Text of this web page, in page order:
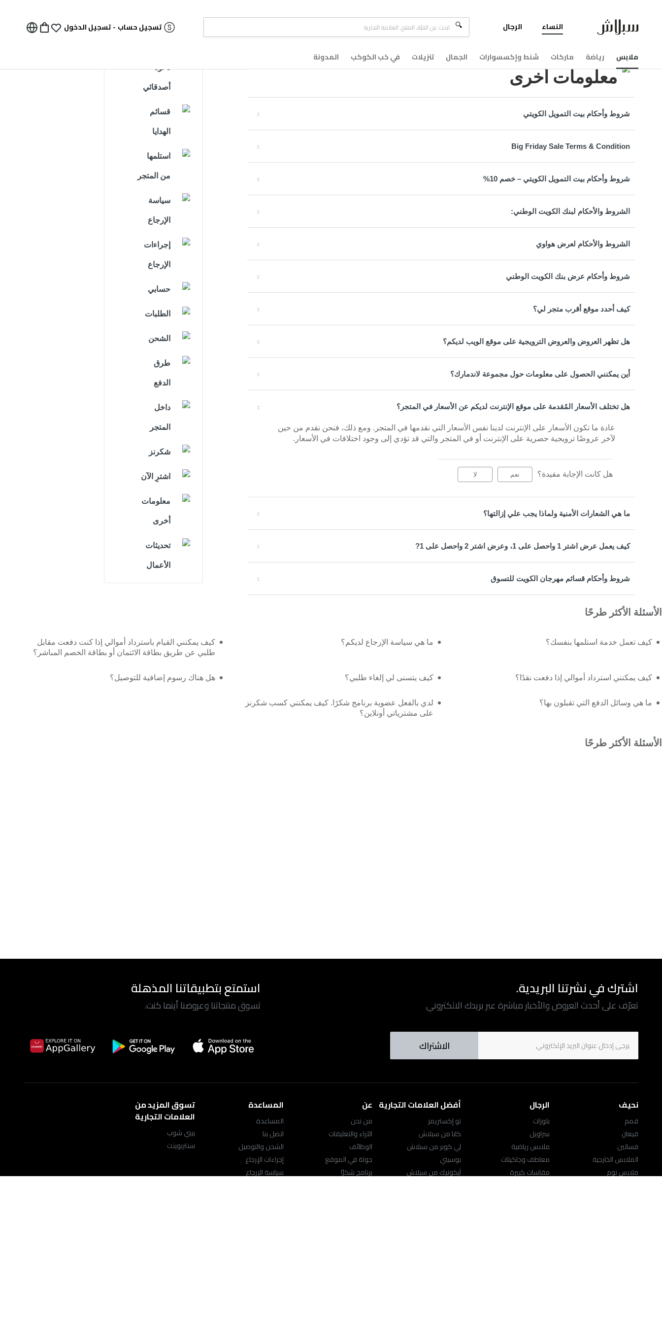
النساء
ملابس رياضة ماركات شنط وإكسسوارات الجمال تنزيلات في حُب الكوكب المدونة
الرجال تسجيل حساب -تسجيل الدخول
معلومات أخرى
شروط وأحكام بيت التمويل الكويتي
Big Friday Sale Terms & Condition
شروط وأحكام بيت التمويل الكويتي – خصم 10%
الشروط والأحكام لبنك الكويت الوطني:
الشروط والأحكام لعرض هواوي
شروط وأحكام عرض بنك الكويت الوطني
كيف أحدد موقع أقرب متجر لي؟
هل تظهر العروض والعروض الترويجية على موقع الويب لديكم؟
أين يمكنني الحصول على معلومات حول مجموعة لاندمارك؟
هل تختلف الأسعار المُقدمة على موقع الإنترنت لديكم عن الأسعار في المتجر؟
عادة ما تكون الأسعار على الإنترنت لدينا نفس الأسعار التي نقدمها في المتجر. ومع ذلك، فنحن نقدم من حين
لآخر عروضًا ترويجية حصرية على الإنترنت أو في المتجر والتي قد تؤدي إلى وجود اختلافات في الأسعار.
هل كانت الإجابة مفيدة؟ نعم لا
ما هي الشعارات الأمنية ولماذا يجب علي إزالتها؟
كيف يعمل عرض اشتر 1 واحصل على 1، وعرض اشتر 2 واحصل على 1?
شروط وأحكام قسائم مهرجان الكويت للتسوق
دعوة
أصدقائي
قسائم
الهدايا
استلمها
من المتجر
سياسة
الإرجاع
إجراءات
الإرجاع
حسابي
الطلبات
الشحن
طرق
الدفع
داخل
المتجر
شكرنز
اشترِ الآن
معلومات
أخرى
تحديثات
الأعمال
الأسئلة الأكثر طرحًا
كيف تعمل خدمة استلمها بنفسك؟ ما هي سياسة الإرجاع لديكم؟
كيف يمكنني القيام باسترداد أموالي إذا كنت دفعت مقابل
طلبي عن طريق بطاقة الائتمان أو بطاقة الخصم المباشر؟
كيف يمكنني استرداد أموالي إذا دفعت نقدًا؟ كيف يتسنى لي إلغاء طلبي؟ هل هناك رسوم إضافية للتوصيل؟
ما هي وسائل الدفع التي تقبلون بها؟
لدي بالفعل عضوية برنامج شكرًا. كيف يمكنني كسب شكرنز
على مشترياتي أونلاين؟
الأسئلة الأكثر طرحًا
اشترك في نشرتنا البريدية.
تعرّف على أحدث العروض والأخبار مباشرة عبر بريدك الالكتروني
الاشتراك
استمتع بتطبيقاتنا المذهلة
تسوق منتجاتنا وعروضنا أينما كنت.
نحيف
قمم
قيعان
فساتين
الملابس الخارجية
ملابس نوم
الرجال
بلوزات
سراويل
ملابس رياضية
معاطف وجاكيتات
مقاسات كبيرة
أفضل العلامات التجارية
تو إكستريمز
كابا من سبلاش
لي كوبر من سبلاش
بوسيني
آيكونيك من سبلاش
عن
من نحن
الآراء والتعليقات
الوظائف
جولة في الموقع
برنامج شكرًا
المساعدة
المساعدة
اتصل بنا
الشحن والتوصيل
إجراءات الإرجاع
سياسة الإرجاع
تسوق المزيد من
العلامات التجارية
بيبي شوب
سنتربوينت